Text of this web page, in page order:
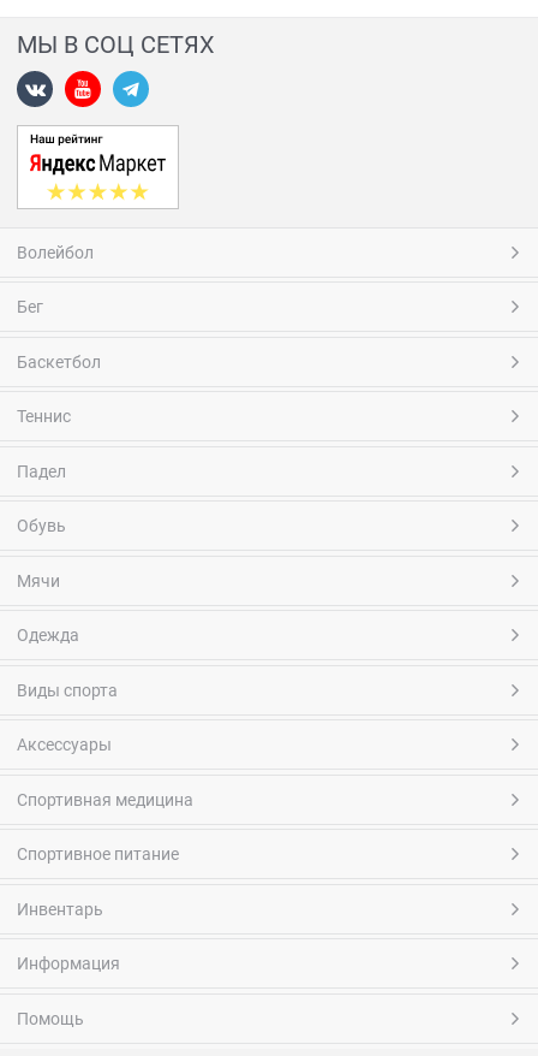
МЫ В СОЦ СЕТЯХ
Волейбол
Бег
Баскетбол
Теннис
Падел
Обувь
Мячи
Одежда
Виды спорта
Аксессуары
Спортивная медицина
Спортивное питание
Инвентарь
Информация
Помощь